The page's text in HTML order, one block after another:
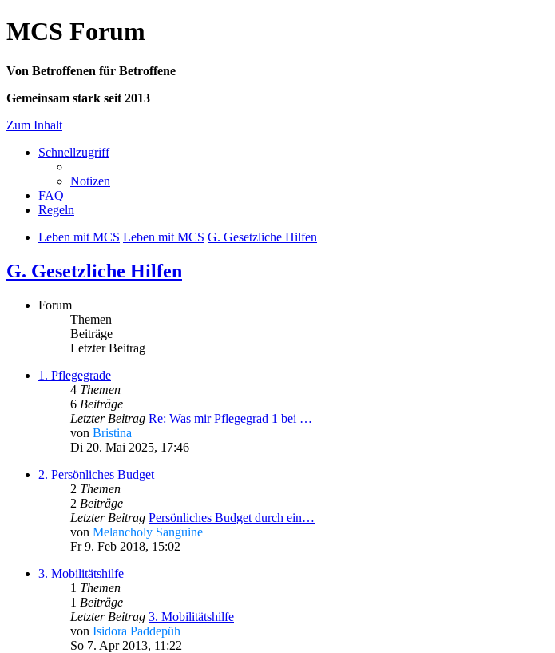
MCS Forum
Von Betroffenen für Betroffene
Gemeinsam stark seit 2013
Zum Inhalt
Schnellzugriff
Notizen
FAQ
Regeln
Leben mit MCS Leben mit MCS G. Gesetzliche Hilfen
G. Gesetzliche Hilfen
Forum
Themen
Beiträge
Letzter Beitrag
1. Pflegegrade
4 Themen
6 Beiträge
Letzter Beitrag Re: Was mir Pflegegrad 1 bei …
von Bristina
Di 20. Mai 2025, 17:46
2. Persönliches Budget
2 Themen
2 Beiträge
Letzter Beitrag Persönliches Budget durch ein…
von Melancholy Sanguine
Fr 9. Feb 2018, 15:02
3. Mobilitätshilfe
1 Themen
1 Beiträge
Letzter Beitrag 3. Mobilitätshilfe
von Isidora Paddepüh
So 7. Apr 2013, 11:22